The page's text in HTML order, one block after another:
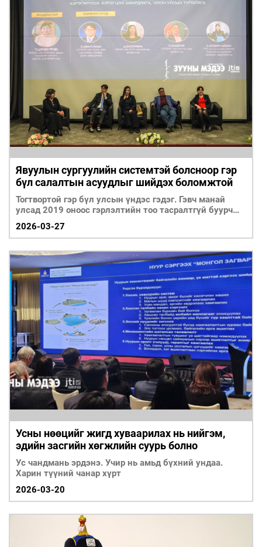
Явуулын сургуулийн системтэй болсноор гэр
бүл салалтын асуудлыг шийдэх боломжтой
Тогтвортой гэр бүл улсын үндэс гэдэг. Гэвч манай
улсад 2019 оноос гэрлэлтийн тоо тасралтгүй буурч
байхын с
2026-03-27
Усны нөөцийг жигд хуваарилах нь нийгэм,
эдийн засгийн хөгжлийн суурь болно
Ус чандмань эрдэнэ. Учир нь амьд бүхний ундаа.
Харин түүний чанар хүрт
2026-03-20